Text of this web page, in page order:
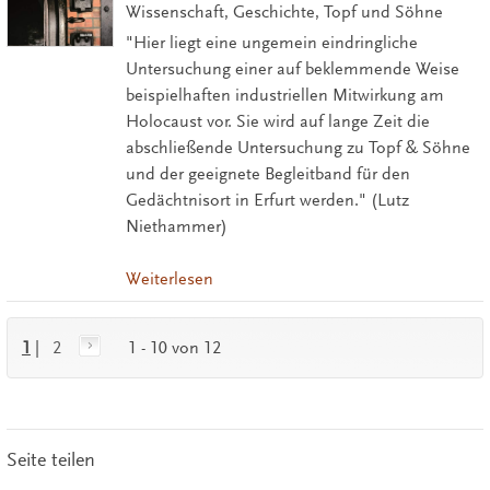
Wissenschaft, Geschichte, Topf und Söhne
"Hier liegt eine ungemein eindringliche
Untersuchung einer auf beklemmende Weise
beispielhaften industriellen Mitwirkung am
Holocaust vor. Sie wird auf lange Zeit die
abschließende Untersuchung zu Topf & Söhne
und der geeignete Begleitband für den
Gedächtnisort in Erfurt werden." (Lutz
Niethammer)
Weiterlesen
1 2 1 - 10 von 12
Seite teilen